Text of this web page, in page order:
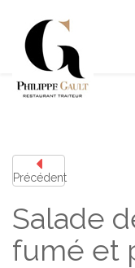
Précédent
Salade
fumé et